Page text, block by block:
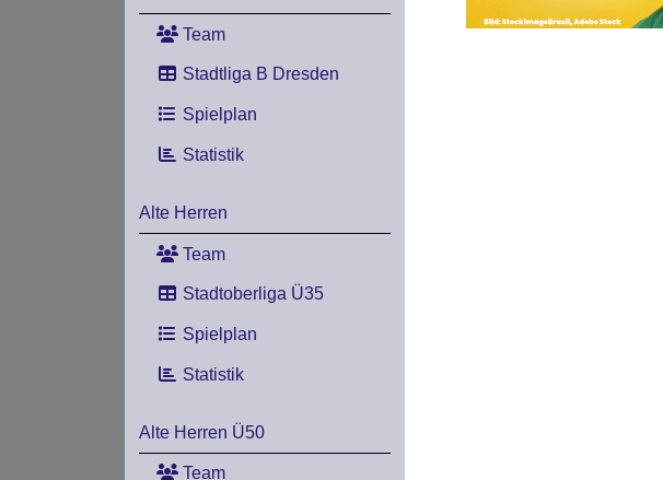
Team
Stadtliga B Dresden
Spielplan
Statistik
Alte Herren
Team
Stadtoberliga Ü35
Spielplan
Statistik
Alte Herren Ü50
Team